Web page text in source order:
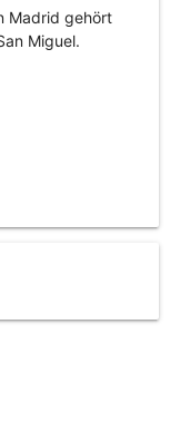
Madrid gehört
Miguel.